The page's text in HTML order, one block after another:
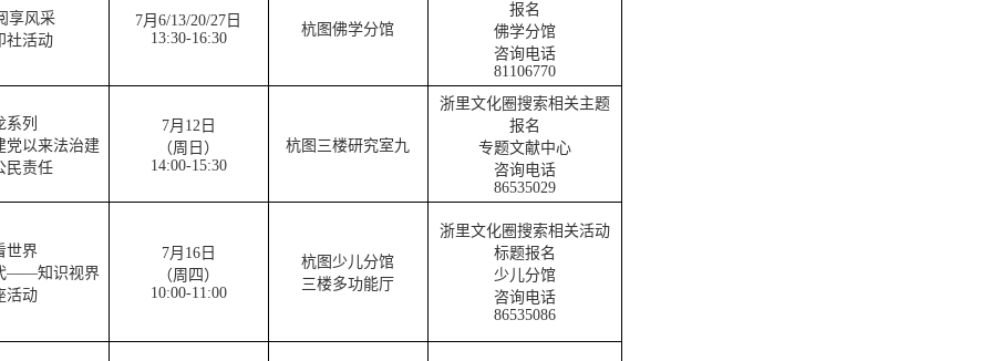
享风采
活动
7月6/13/20/27日
13:30-16:30
杭图佛学分馆
报名
佛学分馆
咨询电话
81106770
系列
以来法治建
民责任
7月12日
（周日）
14:00-15:30
杭图三楼研究室九
浙里文化圈搜索相关主题
报名
专题文献中心
咨询电话
86535029
世界
——知识视界
活动
7月16日
（周四）
10:00-11:00
杭图少儿分馆
三楼多功能厅
浙里文化圈搜索相关活动
标题报名
少儿分馆
咨询电话
86535086